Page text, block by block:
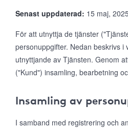
Senast uppdaterad: 15 maj,
För att utnyttja de tjänster
personuppgifter. Nedan beskrivs
utnyttjande av Tjänsten. Genom
("Kund") insamling, bearbetning
Insamling av
I samband med registrering och